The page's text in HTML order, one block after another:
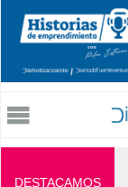
DESTACAMOS